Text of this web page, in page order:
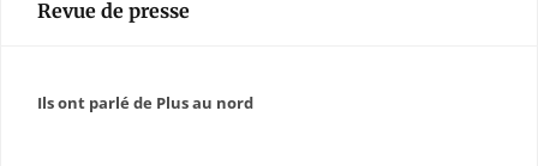
Revue de presse
Ils ont parlé de Plus au nord